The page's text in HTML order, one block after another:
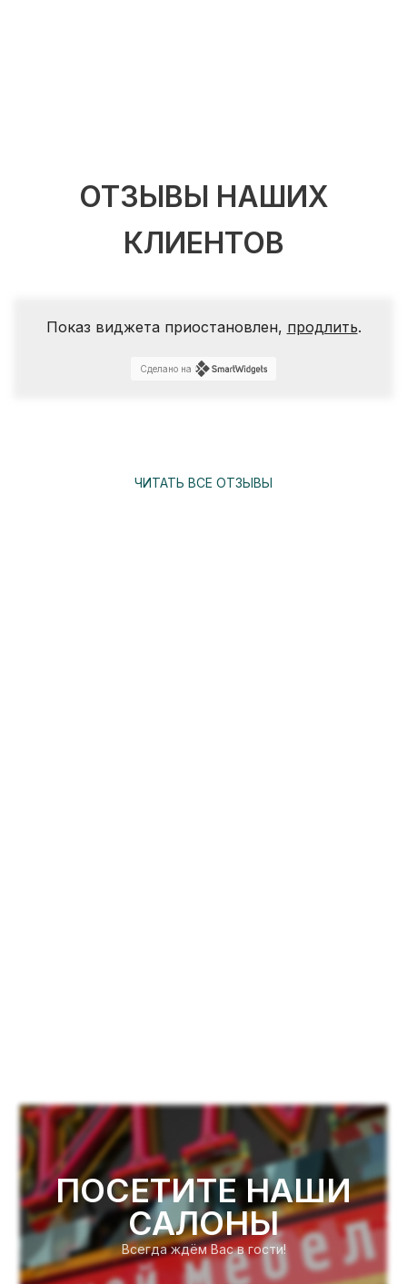
ОТЗЫВЫ НАШИХ
КЛИЕНТОВ
Показ виджета приостановлен, продлить.
Сделано на
ЧИТАТЬ ВСЕ ОТЗЫВЫ
ПОСЕТИТЕ НАШИ
САЛОНЫ
Всегда ждём Вас в гости!